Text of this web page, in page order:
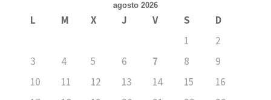
agosto 2026
L M X J V S
D
1
2
3
4 5 6 7 8
9
10
11 12 13 14 15
16